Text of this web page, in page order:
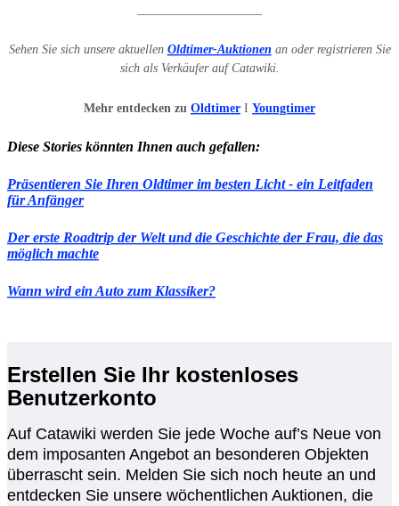
Sehen Sie sich unsere aktuellen Oldtimer-Auktionen an oder registrieren Sie
sich als Verkäufer auf Catawiki.
Mehr entdecken zu Oldtimer I Youngtimer
Diese Stories könnten Ihnen auch gefallen:
Präsentieren Sie Ihren Oldtimer im besten Licht - ein Leitfaden
für Anfänger
Der erste Roadtrip der Welt und die Geschichte der Frau, die das
möglich machte
Wann wird ein Auto zum Klassiker?
Erstellen Sie Ihr kostenloses
Benutzerkonto
Auf Catawiki werden Sie jede Woche auf’s Neue von
dem imposanten Angebot an besonderen Objekten
überrascht sein. Melden Sie sich noch heute an und
entdecken Sie unsere wöchentlichen Auktionen, die